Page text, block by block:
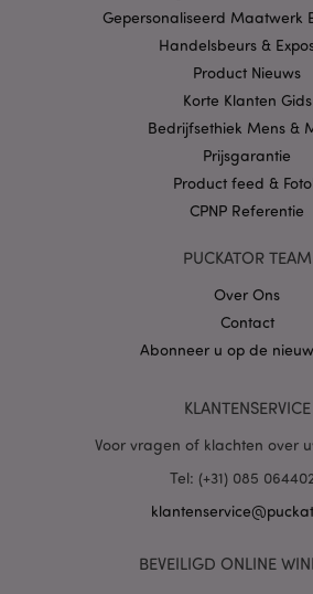
Gepersonaliseerd Maatwerk
Handelsbeurs &
Product Nieuws
Korte Klanten Gids
Bedrijfsethiek Mens &
Prijsgarantie
Product feed &
CPNP Referentie
PUCKATOR TEAM
Over Ons
Contact
Abonneer u op de
KLANTENSERVICE
Voor vragen of klachten over
Tel: (+31) 085
BEVEILIGD ONLINE
Naam
CookieScriptConsent
X-Magento-Vary
mage-cache-storage
PHPSESSID